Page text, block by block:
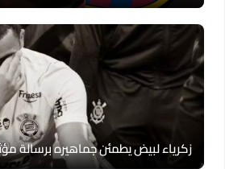
زكرياء لبيض يطمئن جماهيره برسالة